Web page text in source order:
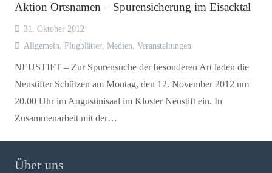
Aktion Ortsnamen – Spurensicherung im Eisacktal
31. Oktober 2012
Allgemein
Flugblätter, Medien Veranstaltungen
NEUSTIFT – Zur Spurensuche der besonderen Art laden die
Neustifter Schützen am Montag, den 12. November 2012 um
20.00 Uhr im Augustinisaal im Kloster Neustift ein. In
Zusammenarbeit mit der…
Über uns